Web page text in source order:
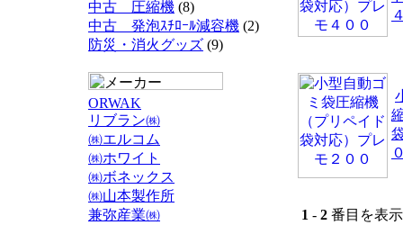
中古 圧縮機 (8)
中古 発泡ｽﾁﾛｰﾙ減容機 (2)
防災・消火グッズ (9)
ORWAK
リブラン㈱
㈱エルコム
㈱ホワイト
㈱ボネックス
㈱山本製作所
兼弥産業㈱
1 - 2 番目を表